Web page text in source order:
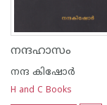
നന്ദഹാസം
നന്ദ‌ കിഷോര്‍
H and C Books